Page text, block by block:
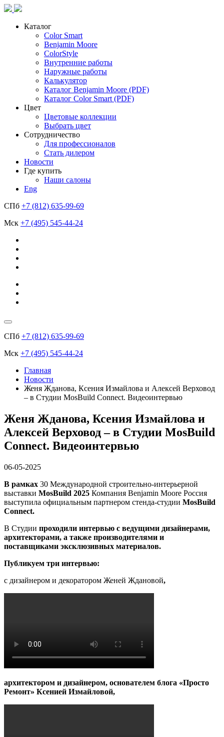
Каталог
Color Smart
Benjamin Moore
ColorStyle
Внутренние работы
Наружные работы
Калькулятор
Каталог Benjamin Moore (PDF)
Каталог Color Smart (PDF)
Цвет
Цветовые коллекции
Выбрать цвет
Сотрудничество
Для профессионалов
Стать дилером
Новости
Где купить
Наши салоны
Eng
СПб +7 (812) 635-99-69
Мск +7 (495) 545-44-24
СПб +7 (812) 635-99-69
Мск +7 (495) 545-44-24
Главная
Новости
Женя Жданова, Ксения Измайлова и Алексей Верховод
– в Студии MosBuild Connect. Видеоинтервью
Женя Жданова, Ксения Измайлова и
Алексей Верховод – в Студии MosBuild
Connect. Видеоинтервью
06-05-2025
В рамках 30 Международной строительно-интерьерной
выставки MosBuild 2025 Компания Benjamin Moore Россия
выступила официальным партнером стенда-студии MosBuild
Connect.
В Студии проходили интервью с ведущими дизайнерами,
архитекторами, а также производителями и
поставщиками эксклюзивных материалов.
Публикуем три интервью:
с дизайнером и декоратором Женей Ждановой,
архитектором и дизайнером, основателем блога «Просто
Ремонт» Ксенией Измайловой,